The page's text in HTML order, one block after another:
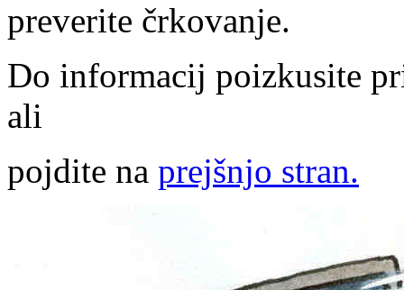
preverite črkovanje.
Do informacij poizkusite
ali
pojdite na prejšnjo stran.